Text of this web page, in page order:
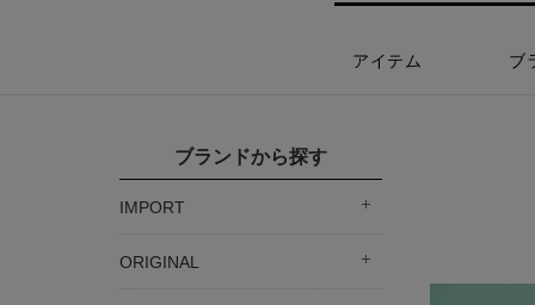
アイテム ブ
ブランドから探す
IMPORT
ORIGINAL